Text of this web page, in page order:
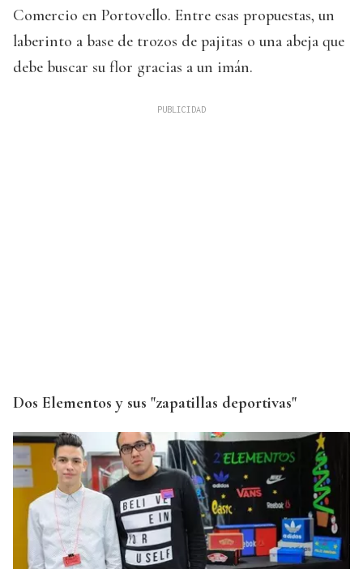
Comercio en Portovello. Entre esas propuestas, un
laberinto a base de trozos de pajitas o una abeja que
debe buscar su flor gracias a un imán.
Dos Elementos y sus "zapatillas deportivas"